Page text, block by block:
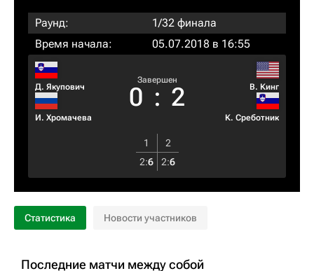
Раунд:
1/32 финала
Время начала:
05.07.2018 в 16:55
Д. Якупович
И. Хромачева
Завершен
0 : 2 В. Кинг
К. Среботник
1
2
2:6 2:6
Статистика Новости участников
Последние матчи между собой